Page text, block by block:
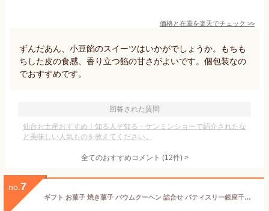
価格と在庫を楽天でチェック >>
ずんだあん、小豆餡のスイーツはいかがでしょうか。もちも
ちした皮の食感、香り立つ餡の甘さがよいです。個包装なの
でおすすめです。
回答された質問
仙台お土産おすすめ｜知る人ぞ知る・ケンミンショーで紹介されたな
ど美味しい人気ものを教えてください。
全てのおすすめコメント (12件) >
no. 7
ギフト お菓子 焼き菓子 バウムクーヘン 詰合せ パティスリー銀座千疋屋 銀座フルーツクーヘンB(16個入)